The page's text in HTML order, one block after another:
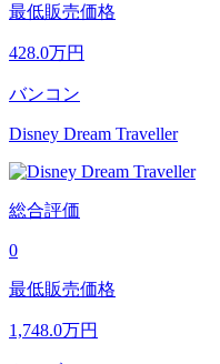
最低販売価格
428.0万円
バンコン
Disney Dream Traveller
総合評価
0
最低販売価格
1,748.0万円